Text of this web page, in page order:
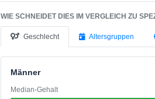
WIE SCHNEIDET DIES IM VERGLEICH ZU
Geschlecht Altersgruppen
Männer
Median-Gehalt